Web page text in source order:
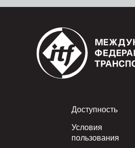
Footer
Доступность
Условия
пользования